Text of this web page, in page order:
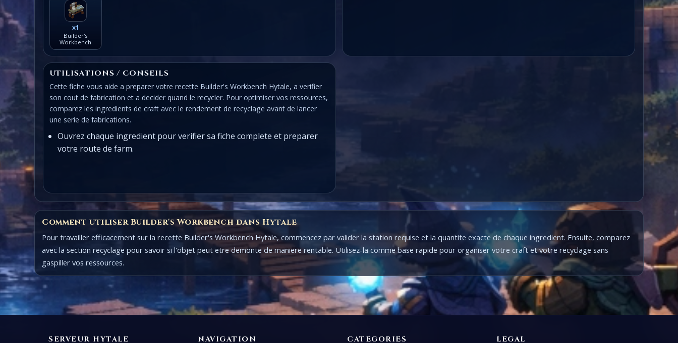
x1
Builder's
Workbench
UTILISATIONS / CONSEILS
Cette fiche vous aide a preparer votre recette Builder's Workbench Hytale, a verifier
son cout de fabrication et a decider quand le recycler. Pour optimiser vos ressources,
comparez les ingredients de craft avec le rendement de recyclage avant de lancer
une serie de fabrications.
Ouvrez chaque ingredient pour verifier sa fiche complete et preparer
votre route de farm.
Comment utiliser Builder's Workbench dans Hytale
Pour travailler efficacement sur la recette Builder's Workbench Hytale, commencez par valider la station requise et la quantite exacte de chaque ingredient. Ensuite, comparez
avec la section recyclage pour savoir si l'objet peut etre demonte de maniere rentable. Utilisez-la comme base rapide pour organiser votre craft et votre recyclage sans
gaspiller vos ressources.
SERVEUR HYTALE NAVIGATION CATEGORIES LEGAL